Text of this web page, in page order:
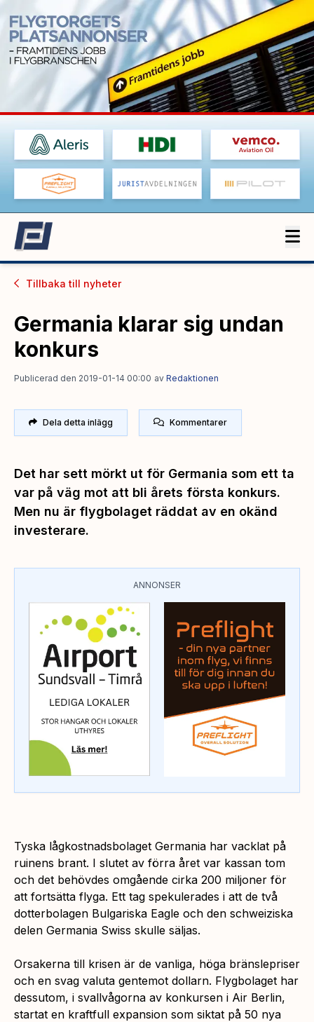
Tillbaka till nyheter
Germania klarar sig undan
konkurs
Publicerad den 2019-01-14 00:00 av Redaktionen
Dela detta inlägg Kommentarer
Det har sett mörkt ut för Germania som ett ta
var på väg mot att bli årets första konkurs.
Men nu är flygbolaget räddat av en okänd
investerare.
ANNONSER
Tyska lågkostnadsbolaget Germania har vacklat på
ruinens brant. I slutet av förra året var kassan tom
och det behövdes omgående cirka 200 miljoner för
att fortsätta flyga. Ett tag spekulerades i att de två
dotterbolagen Bulgariska Eagle och den schweiziska
delen Germania Swiss skulle säljas.
Orsakerna till krisen är de vanliga, höga bränslepriser
och en svag valuta gentemot dollarn. Flygbolaget har
dessutom, i svallvågorna av konkursen i Air Berlin,
startat en kraftfull expansion som siktat på 50 nya